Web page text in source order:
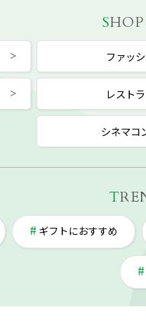
SHOP
ファッ
レスト
シネマコ
T
ギフトにおすすめ